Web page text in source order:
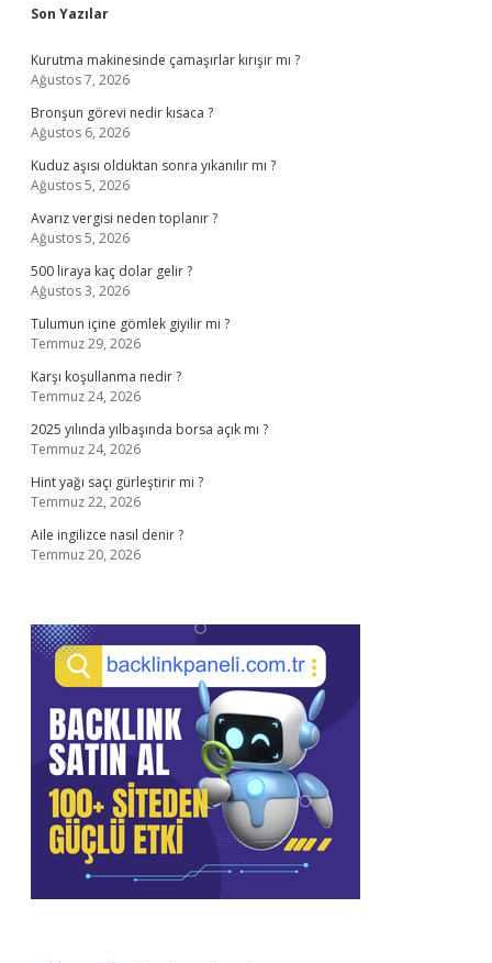
Sidebar
Son Yazılar
Kurutma makinesinde çamaşırlar kırışır mı ?
Ağustos 7, 2026
Bronşun görevi nedir kısaca ?
Ağustos 6, 2026
Kuduz aşısı olduktan sonra yıkanılır mı ?
Ağustos 5, 2026
Avarız vergisi neden toplanır ?
Ağustos 5, 2026
500 liraya kaç dolar gelir ?
Ağustos 3, 2026
Tulumun içine gömlek giyilir mi ?
Temmuz 29, 2026
Karşı koşullanma nedir ?
Temmuz 24, 2026
2025 yılında yılbaşında borsa açık mı ?
Temmuz 24, 2026
Hint yağı saçı gürleştirir mi ?
Temmuz 22, 2026
Aile ingilizce nasıl denir ?
Temmuz 20, 2026